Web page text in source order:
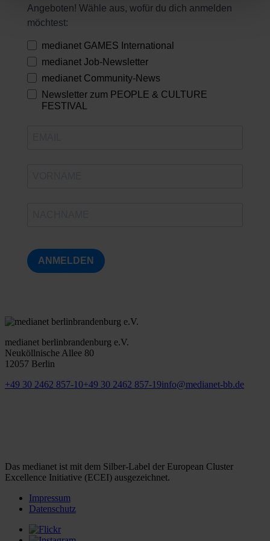
Angeboten! Wähle aus, wofür du dich anmelden
möchtest:
medianet GAMES International
medianet Job-Newsletter
medianet Community-News
Newsletter zum PEOPLE & CULTURE
FESTIVAL
ANMELDEN
medianet berlinbrandenburg e.V.
Neuköllnische Allee 80
12057 Berlin
+49 30 2462 857-10+49 30 2462 857-19info@medianet-bb.de
Das medianet ist mit dem Silber-Label der European Cluster
Excellence Initiative (ECEI) ausgezeichnet.
Impressum
Datenschutz